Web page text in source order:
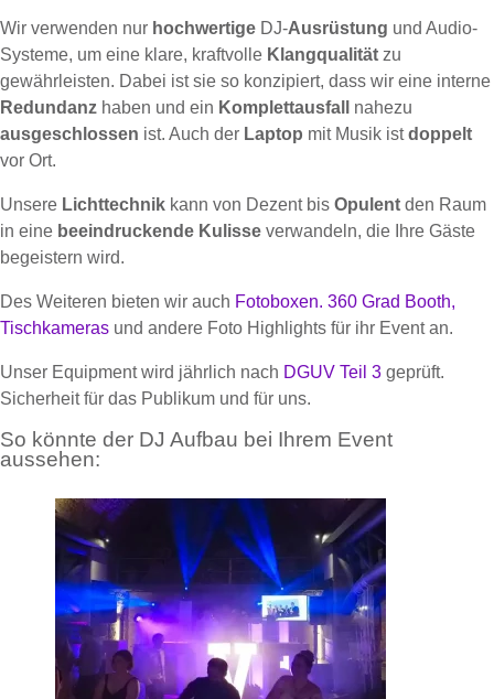
Wir verwenden nur hochwertige DJ-Ausrüstung und Audio-
Systeme, um eine klare, kraftvolle Klangqualität zu
gewährleisten. Dabei ist sie so konzipiert, dass wir eine interne
Redundanz haben und ein Komplettausfall
nahezu
ausgeschlossen ist. Auch der Laptop mit Musik istdoppelt
vor Ort.
Unsere Lichttechnik kann von Dezent bis Opulent den Raum
in eine beeindruckende Kulisse verwandeln, die Ihre Gäste
begeistern wird.
Des Weiteren bieten wir auch Fotoboxen. 360 Grad Booth,
Tischkameras und andere Foto Highlights für ihr Event an.
Unser Equipment wird jährlich nach DGUV Teil 3 geprüft.
Sicherheit für das Publikum und für uns.
So könnte der DJ Aufbau bei Ihrem Event
aussehen: